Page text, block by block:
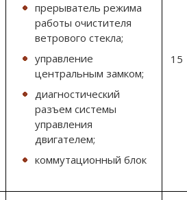
прерыватель режима
работы очистителя
ветрового стекла;
управление
центральным замком;
диагностический
разъем системы
управления
двигателем;
коммутационный блок
15